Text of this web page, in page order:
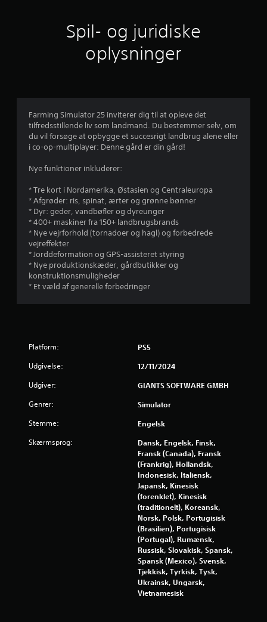
.
6
e
a
e
s
t
j
e
Spil- og juridiske
oplysninger
Farming Simulator 25 inviterer dig til at opleve det
tilfredsstillende liv som landmand. Du bestemmer selv, om
du vil forsøge at opbygge et succesrigt landbrug alene eller
i co-op-multiplayer: Denne gård er din gård!
Nye funktioner inkluderer:
* Tre kort i Nordamerika, Østasien og Centraleuropa
* Afgrøder: ris, spinat, ærter og grønne bønner
* Dyr: geder, vandbøfler og dyreunger
* 400+ maskiner fra 150+ landbrugsbrands
* Nye vejrforhold (tornadoer og hagl) og forbedrede
vejreffekter
* Jorddeformation og GPS-assisteret styring
* Nye produktionskæder, gårdbutikker og
konstruktionsmuligheder
* Et væld af generelle forbedringer
Platform: PS5
Udgivelse: 12/11/2024
Udgiver: GIANTS SOFTWARE GMBH
Genrer: Simulator
Stemme: Engelsk
Skærmsprog:
Dansk, Engelsk, Finsk,
Fransk (Canada), Fransk
(Frankrig), Hollandsk,
Indonesisk, Italiensk,
Japansk, Kinesisk
(forenklet), Kinesisk
(traditionelt), Koreansk,
Norsk, Polsk, Portugisisk
(Brasilien), Portugisisk
(Portugal), Rumænsk,
Russisk, Slovakisk, Spansk,
Spansk (Mexico), Svensk,
Tjekkisk, Tyrkisk, Tysk,
Ukrainsk, Ungarsk,
Vietnamesisk